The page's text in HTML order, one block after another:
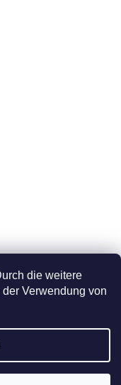
die weitere
Verwendung von
. Alle Rechte